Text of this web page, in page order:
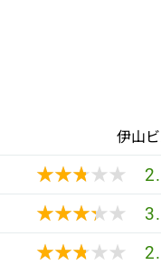
伊山
★★★★★
★★★★★
★★★★★
★★★★★
★★★★★
★★★★★